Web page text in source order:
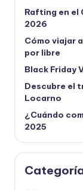
Rafting en el
2026
Cómo viajar
por libre
Black Friday
Descubre el
Locarno
¿Cuándo
2025